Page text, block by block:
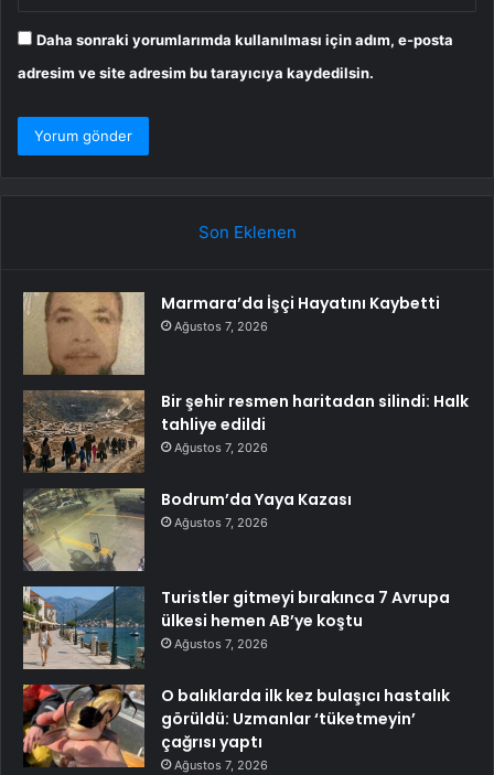
Daha sonraki yorumlarımda kullanılması için adım, e-posta
adresim ve site adresim bu tarayıcıya kaydedilsin.
Son Eklenen
Marmara’da İşçi Hayatını Kaybetti
Ağustos 7, 2026
Bir şehir resmen haritadan silindi: Halk
tahliye edildi
Ağustos 7, 2026
Bodrum’da Yaya Kazası
Ağustos 7, 2026
Turistler gitmeyi bırakınca 7 Avrupa
ülkesi hemen AB’ye koştu
Ağustos 7, 2026
O balıklarda ilk kez bulaşıcı hastalık
görüldü: Uzmanlar ‘tüketmeyin’
çağrısı yaptı
Ağustos 7, 2026